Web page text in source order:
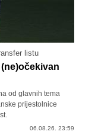
listu
od glavnih tema
prijestolnice
06.08.26. 23:59